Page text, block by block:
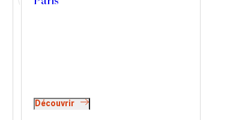
Découvrir